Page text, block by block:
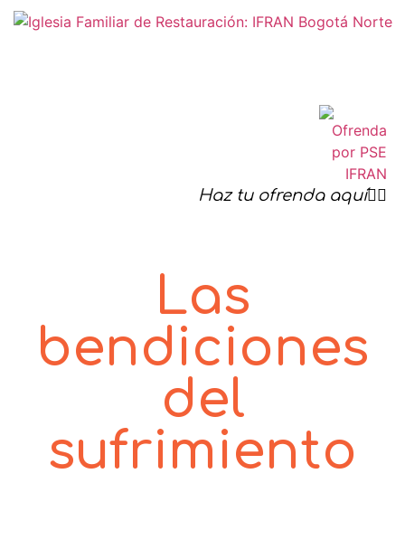
Haz tu ofrenda aquí☝🏻
Las
bendiciones
del
sufrimiento